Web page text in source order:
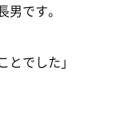
です。
でした」